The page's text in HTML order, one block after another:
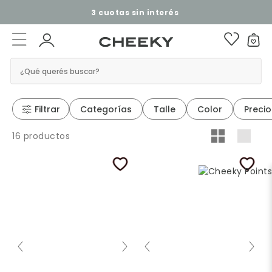
3 cuotas sin interés​ ​
¿Qué querés buscar?
Filtrar Categorías Talle Color Precio
16 productos